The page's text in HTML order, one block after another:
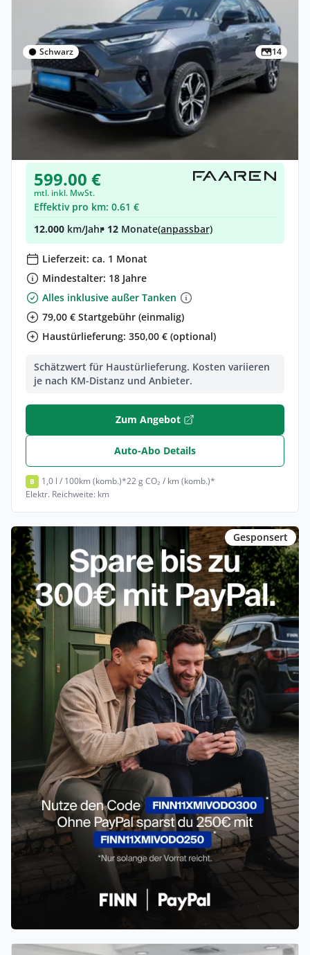
Schwarz 14
Privat & Gewerbe
Toyota RAV4 2,5 Plugin CVT
306 PS (225 kW)
599.00 €
mtl. inkl. MwSt.
Effektiv pro km: 0.61 €
12.000 km/Jahr• 12 Monate(anpassbar)
Lieferzeit: ca. 1 Monat
Mindestalter: 18 Jahre
Alles inklusive außer Tanken
79,00 € Startgebühr (einmalig)
Haustürlieferung: 350,00 € (optional)
Schätzwert für Haustürlieferung. Kosten variieren
je nach KM-Distanz und Anbieter.
Zum Angebot
Auto-Abo Details
B 1,0 l / 100km (komb.)*22 g CO₂ / km (komb.)*
Elektr. Reichweite: km
Gesponsert